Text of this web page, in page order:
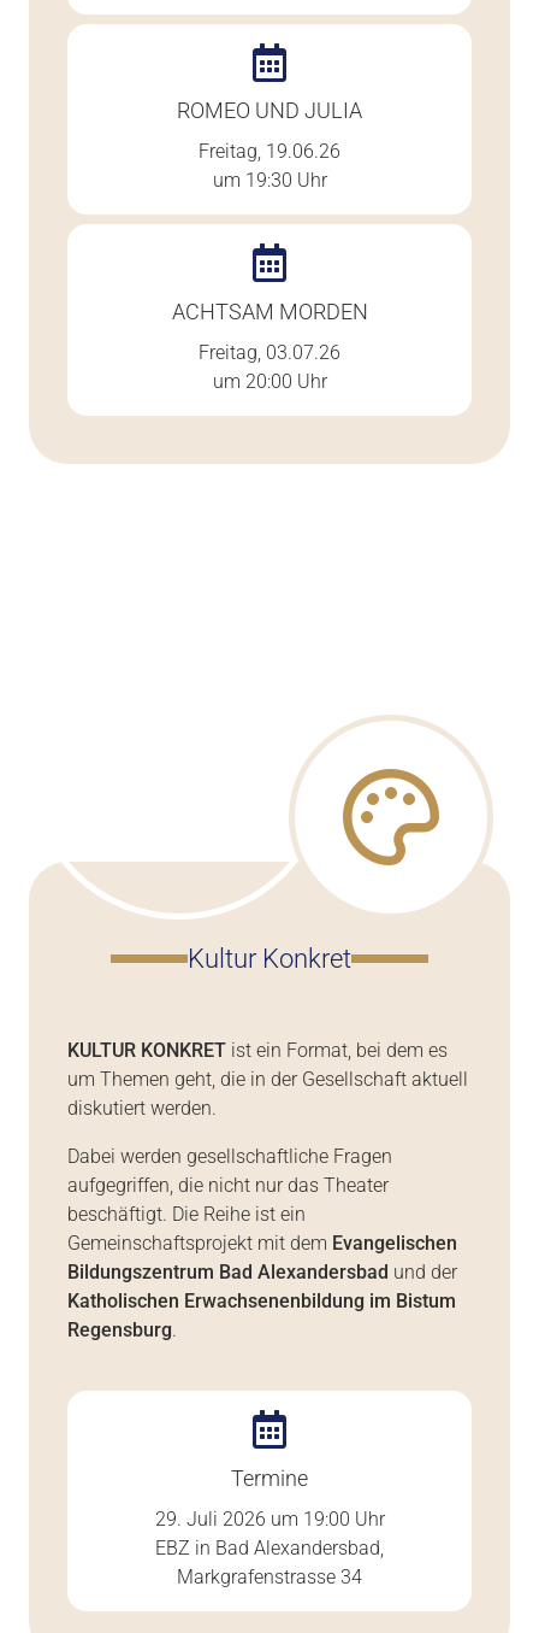
ROMEO UND JULIA
Freitag, 19.06.26
um 19:30 Uhr
ACHTSAM MORDEN
Freitag, 03.07.26
um 20:00 Uhr
Kultur Konkret
KULTUR KONKRET ist ein Format, bei dem es
um Themen geht, die in der Gesellschaft aktuell
diskutiert werden.
Dabei werden gesellschaftliche Fragen
aufgegriffen, die nicht nur das Theater
beschäftigt. Die Reihe ist ein
Gemeinschaftsprojekt mit dem Evangelischen
Bildungszentrum Bad Alexandersbad und der
Katholischen Erwachsenenbildung im Bistum
Regensburg.
Termine
29. Juli 2026 um 19:00 Uhr
EBZ in Bad Alexandersbad,
Markgrafenstrasse 34